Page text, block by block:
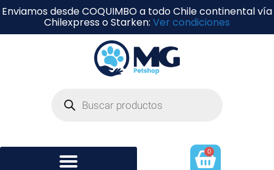
Enviamos desde COQUIMBO a todo Chile continental vía
Chilexpress o Starken: Ver condiciones
0